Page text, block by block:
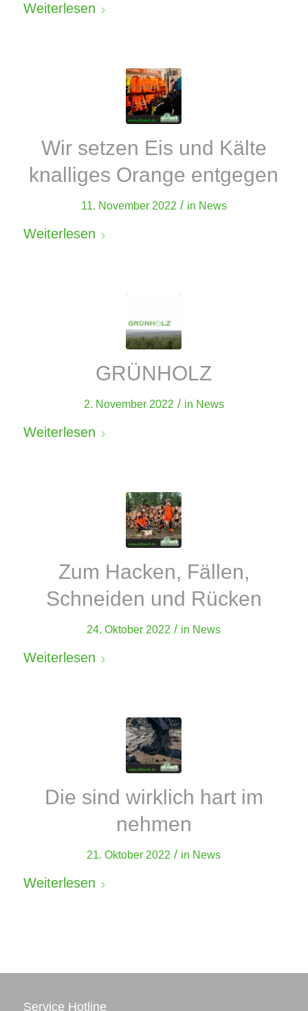
Weiterlesen
Wir setzen Eis und Kälte
knalliges Orange entgegen
11. November 2022 / in News
Weiterlesen
GRÜNHOLZ
2. November 2022 / in News
Weiterlesen
Zum Hacken, Fällen,
Schneiden und Rücken
24. Oktober 2022 / in News
Weiterlesen
Die sind wirklich hart im
nehmen
21. Oktober 2022 / in News
Weiterlesen
Service Hotline